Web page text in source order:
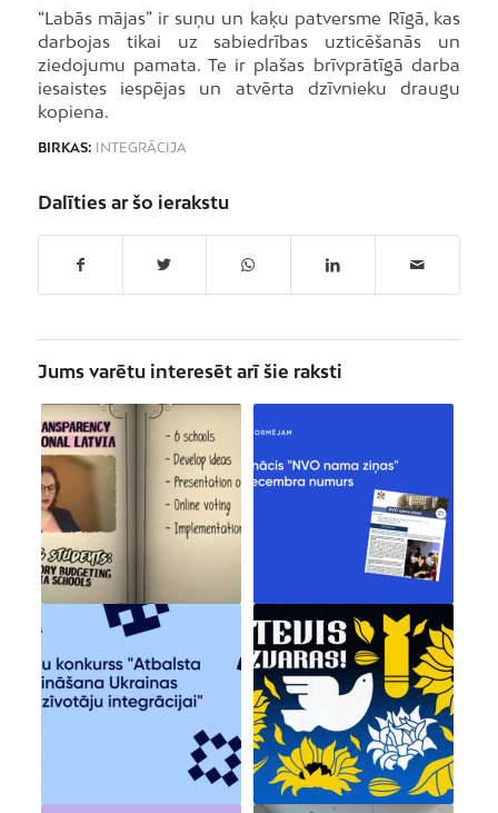
“Labās mājas” ir suņu un kaķu patversme Rīgā, kas
darbojas tikai uz sabiedrības uzticēšanās un
ziedojumu pamata. Te ir plašas brīvprātīgā darba
iesaistes iespējas un atvērta dzīvnieku draugu
kopiena.
BIRKAS: INTEGRĀCIJA
Dalīties ar šo ierakstu
Jums varētu interesēt arī šie raksti